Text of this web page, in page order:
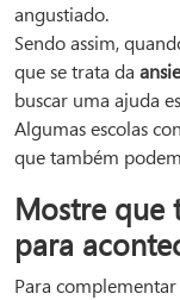
angustiado.
Sendo assim,
que se trata da
buscar uma ajuda
Algumas escolas
que também
Mostre
para
Para